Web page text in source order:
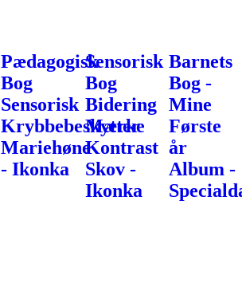
Pædagogisk
Bog
Sensorisk
Krybbebeskytter
Mariehøne
- Ikonka
Sensorisk
Bog
Bidering
Mærke
Kontrast
Skov -
Ikonka
Barnets
Bog -
Mine
Første
år
Album -